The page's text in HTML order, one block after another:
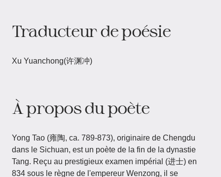
Traducteur de poésie
Xu Yuanchong(许渊冲)
À propos du poète
Yong Tao​​ (雍陶, ca. 789-873), originaire de Chengdu
dans le Sichuan, est un poète de la fin de la dynastie
Tang. Reçu au prestigieux examen impérial (进士) en
834 sous le règne de l'empereur Wenzong, il se